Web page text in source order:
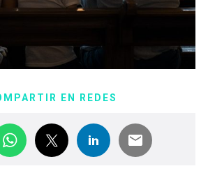
EN REDES